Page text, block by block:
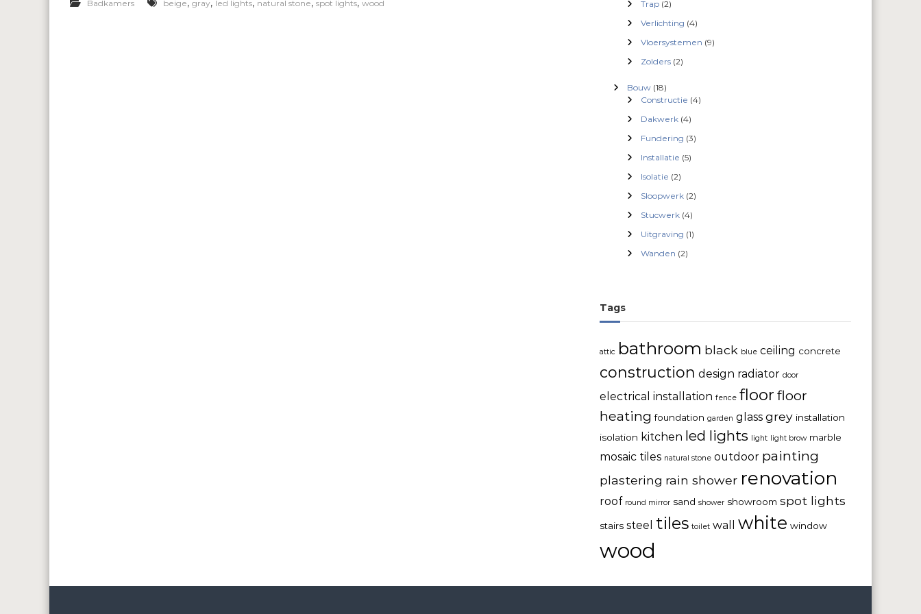
Badkamers beige, gray, led lights, natural stone, spot lights, wood
Trap(2)
Verlichting (4)
Vloersystemen (9)
Zolders(2)
Bouw(18)
Constructie (4)
Dakwerk(4)
Fundering (3)
Installatie (5)
Isolatie (2)
Sloopwerk(2)
Stucwerk(4)
Uitgraving (1)
Wanden (2)
Tags
attic bathroom black blue ceiling concrete
construction design radiator door
electrical installation fence floor floor
heating foundation garden glass grey installation
isolation kitchen led lights light light brow marble
mosaic tiles natural stone outdoor painting
plastering rain shower renovation
roof round mirror sand shower showroom spot lights
stairs steel tiles toilet wall white window
wood